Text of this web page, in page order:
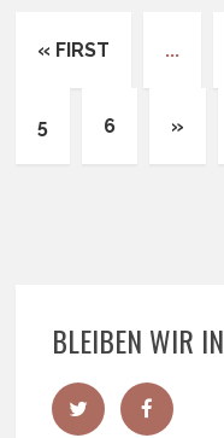
« FIRST ...
5 6 »
BLEIBEN WIR